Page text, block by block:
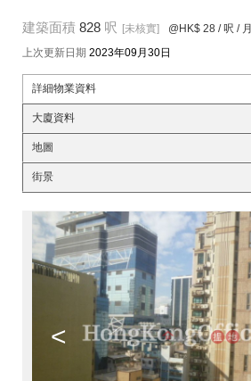
建築面積 828 呎 [未核實] @HK$ 28 / 呎 / 月
上次更新日期 2023年09月30日
詳細物業資料
大廈資料
地圖
街景
<